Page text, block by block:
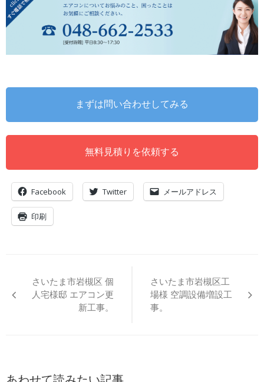
まずは問い合わせしてみる
無料見積りを依頼する
Facebook Twitter メールアドレス
印刷
ナ
ョ
さいたま市岩槻区 個
人宅様邸 エアコン更
新工事。
さいたま市岩槻区工
場様 空調設備増設工
事。